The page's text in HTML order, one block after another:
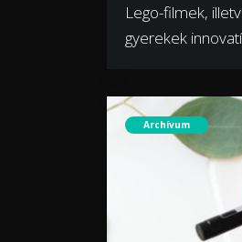
Lego-filmek,
gyerekek
Archívum